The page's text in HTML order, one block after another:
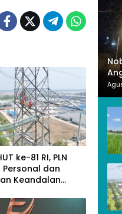
ke-81 RI, PLN
Personal dan
Keandalan